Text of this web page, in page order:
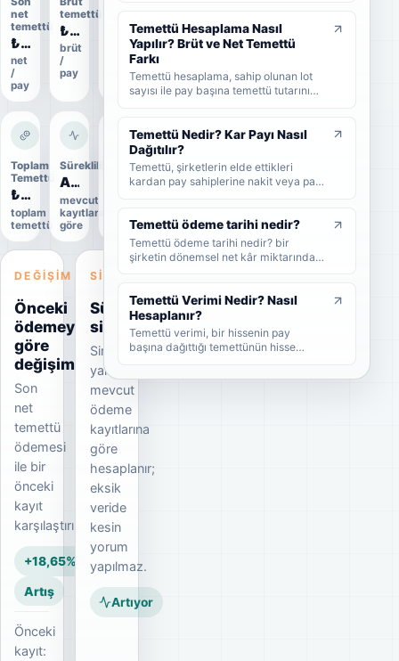
net
temettü
₺0,32
net
/
pay
temettü
₺0,32
brüt
/
pay
63%
ödeme
oranı
Toplam
Temettü
₺4,8 Mn
toplam
temettü
Süreklilik
Artıyor
mevcut
kayıtlara
göre
Uygulama
durumu
DEĞIŞIM
Önceki
ödemeye
göre
değişim
Son
net
temettü
ödemesi
ile bir
önceki
kayıt
karşılaştırılır.
+18,65%
Artış
Önceki
kayıt:
SINYAL
Süreklilik
sinyali
Sinyal
yalnızca
mevcut
ödeme
kayıtlarına
göre
hesaplanır;
eksik
veride
kesin
yorum
yapılmaz.
Artıyor
alındığını, hak kullanım tarihi, kayıt
tarihi ve ödeme tarihi arasındaki farkı
ve yatırımcıların nelere dikkat etmesi
gerektiğini sade şekilde bulabilirsiniz.
Temettü Hesaplama Nasıl
Yapılır? Brüt ve Net Temettü
Farkı
Temettü hesaplama, sahip olunan lot
sayısı ile pay başına temettü tutarının
verimi ve örnek hesaplama adımlarını
sade şekilde bulabilirsiniz.
Temettü Nedir? Kar Payı Nasıl
Dağıtılır?
Temettü, şirketlerin elde ettikleri
kardan pay sahiplerine nakit veya pay
nasıl dağıtıldığını, brüt-net temettü
farkını, temettü tarihlerini ve
yatırımcıların dikkat etmesi
gerekenleri sade şekilde bulabilirsiniz.
Temettü ödeme tarihi nedir?
Temettü ödeme tarihi nedir? bir
şirketin dönemsel net kâr miktarından
Temettü Verimi Nedir? Nasıl
Hesaplanır?
Temettü verimi, bir hissenin pay
başına dağıttığı temettünün hisse
göstergedir. Bu rehberde temettü
veriminin nasıl hesaplandığını, yüksek
temettü veriminin ne anlama geldiğini
ve yatırımcıların bu oranı nasıl
yorumlaması gerektiğini sade